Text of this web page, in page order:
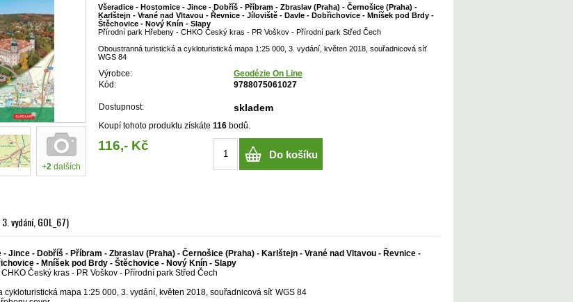
+2 dalších
Všeradice - Hostomice - Jince - Dobříš - Příbram - Zbraslav (Praha) - Černošice (Praha) -
Karlštejn - Vrané nad Vltavou - Řevnice - Jíloviště - Davle - Dobřichovice - Mníšek pod Brdy -
Štěchovice - Nový Knín - Slapy
Přírodní park Hřebeny - CHKO Český kras - PR Voškov - Přírodní park Střed Čech
Oboustranná turistická a cykloturistická mapa 1:25 000, 3. vydání, květen 2018, souřadnicová síť
WGS 84
Výrobce:
Geodézie On Line
Kód:
9788075061027
Dostupnost: skladem
Koupí tohoto produktu získáte 116 bodů.
116,- Kč
Do košíku
vydání, GOL_67)
Jince - Dobříš - Příbram - Zbraslav (Praha) - Černošice (Praha) - Karlštejn - Vrané nad Vltavou - Řevnice -
- Mníšek pod Brdy - Štěchovice - Nový Knín - Slapy
Český kras - PR Voškov - Přírodní park Střed Čech
cykloturistická mapa 1:25 000, 3. vydání, květen 2018, souřadnicová síť WGS 84